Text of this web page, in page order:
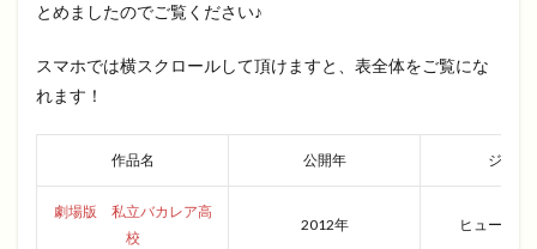
とめましたのでご覧ください♪
スマホでは横スクロールして頂けますと、表全体をご覧にな
れます！
作品名 公開年 ジャン
劇場版 私立バカレア高
校
2012年 ヒューマン